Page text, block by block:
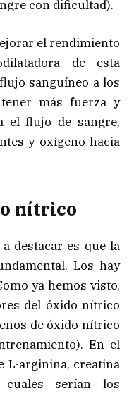
con dificultad).
el rendimiento
de esta
sanguíneo a los
más fuerza y
el flujo de sangre,
y oxígeno hacia
nítrico
destacar es que la
Los hay
ya hemos visto,
del óxido nítrico
de óxido nítrico
En el
L-arginina, creatina
cuales serían los